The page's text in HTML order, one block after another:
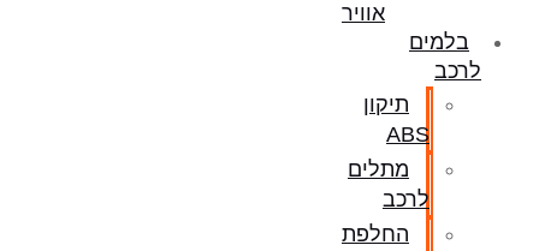
אוויר
בלמים
לרכב
תיקון
ABS
מתלים
לרכב
החלפת